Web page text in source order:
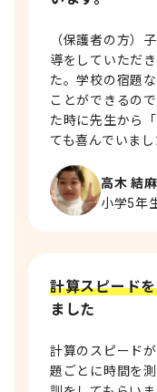
高木 結
小学5年
（保護者の方）
導をしていただ
た。学校の宿題
ことができるの
た時に先生から
ても喜んでいまし
計算スピード
ました
計算のスピード
題ごとに時間を